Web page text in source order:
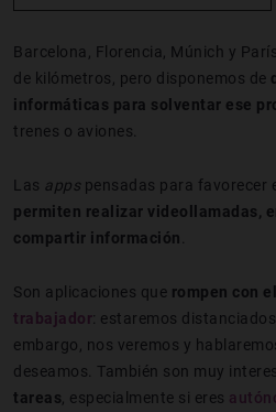
Barcelona, Florencia, Múnich y
de kilómetros, pero disponemos de
informáticas para solventar ese
trenes o aviones.
Las apps pensadas para favorecer
permiten realizar videollamadas,
compartir información
Son aplicaciones que rompen con
trabajador: estaremos
embargo, nos veremos y
deseamos. También son muy
tareas , especialmente si eres